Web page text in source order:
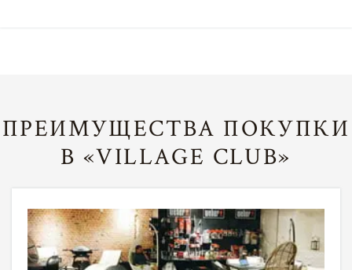
ПРЕИМУЩЕСТВА ПОКУПКИ
В «VILLAGE CLUB»